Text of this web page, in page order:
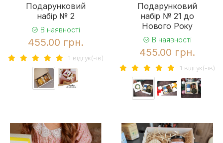
Подарунковий
набір № 2
В наявності
455.00 грн.
1 вiдгук(-iв)
Подарунковий
набір № 21 до
Нового Року
В наявності
455.00 грн.
1 вiдгук(-iв)